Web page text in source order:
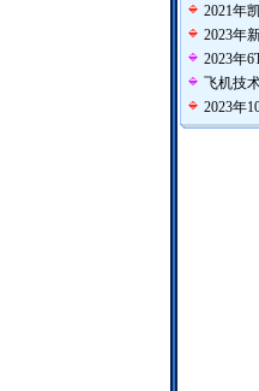
2021年
2023年
2023年
飞机技
2023年